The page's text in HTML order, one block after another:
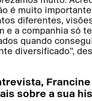
é muito
diferentes,
e a companhia só
quando
diversificado”,
Francine
sobre a sua